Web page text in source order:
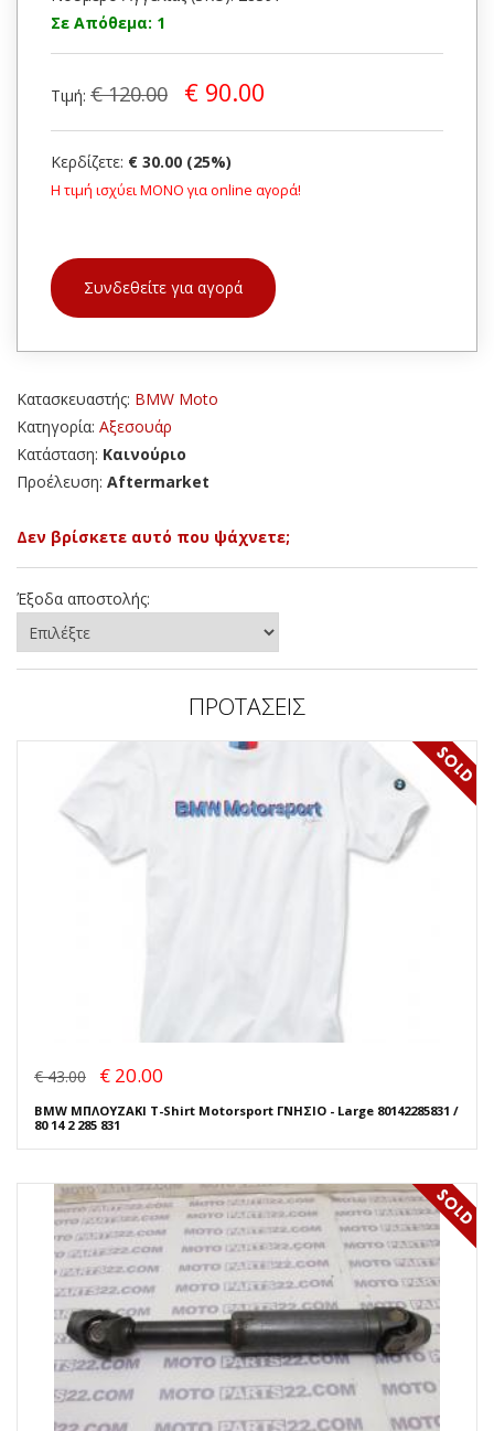
Σε Απόθεμα: 1
Τιμή: € 120.00 € 90.00
Κερδίζετε: € 30.00 (25%)
Η τιμή ισχύει ΜΟΝΟ για online αγορά!
Συνδεθείτε για αγορά
Κατασκευαστής: BMW Moto
Κατηγορία: Αξεσουάρ
Κατάσταση: Καινούριο
Προέλευση: Aftermarket
Δεν βρίσκετε αυτό που ψάχνετε;
Έξοδα αποστολής:
ΠΡΟΤΑΣΕΙΣ
€ 43.00 € 20.00
BMW ΜΠΛΟΥΖΑΚΙ T-Shirt Motorsport ΓΝΗΣΙΟ - Large 80142285831 /
80 14 2 285 831